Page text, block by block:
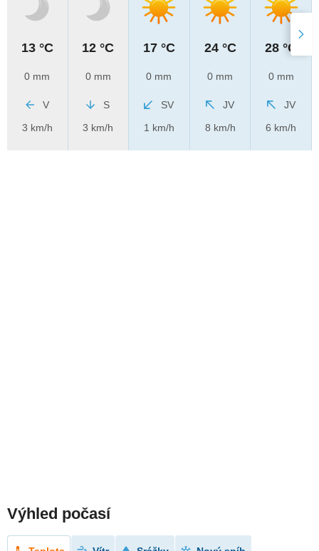
13 °C
0 mm
V
3 km/h
12 °C
0 mm
S
3 km/h
17 °C
0 mm
SV
1 km/h
24 °C
0 mm
JV
8 km/h
28 °C
0 mm
JV
6 km/h
Výhled počasí